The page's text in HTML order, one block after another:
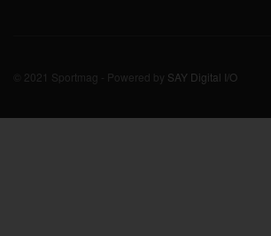
© 2021 Sportmag - Powered by SAY Digital I/O